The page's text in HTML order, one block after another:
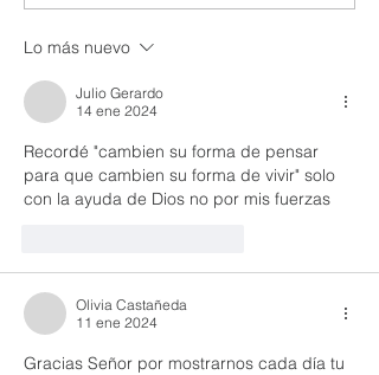
Lo más nuevo
Julio Gerardo
14 ene 2024
Recordé "cambien su forma de pensar
para que cambien su forma de vivir" solo
con la ayuda de Dios no por mis fuerzas
Olivia Castañeda
11 ene 2024
Gracias Señor por mostrarnos cada día tu